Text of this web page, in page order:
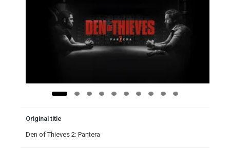
Original title
Den of Thieves 2: Pantera